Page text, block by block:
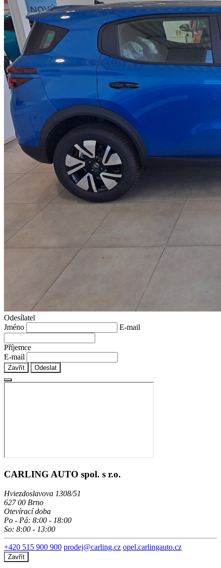
Odesílatel
Jméno
E-mail
Příjemce
E-mail
Zavřít Odeslat
CARLING AUTO spol. s r.o.
Hviezdoslavova 1308/51
627 00 Brno
Otevírací doba
Po - Pá: 8:00 - 18:00
So: 8:00 - 13:00
+420 515 900 900 prodej@carling.cz opel.carlingauto.cz
Zavřít